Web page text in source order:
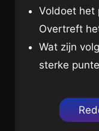
Voldoet het
Overtreft
Wat zijn
sterke